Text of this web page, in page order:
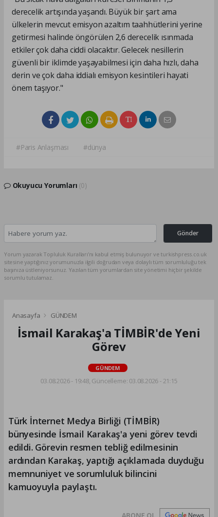
derecelik artışında yaşandı. Büyük bir şart ama
ülkelerin mevcut emisyon azaltım taahhütlerini yerine
getirmesi halinde öngörülen 2,6 derecelik ısınmada
etkiler çok daha ciddi olacaktır. Gelecek nesillerin
güvenli bir iklimde yaşayabilmesi için daha hızlı, daha
derin ve çok daha iddialı emisyon kesintileri hayati
önem taşıyor."
#Paris Anlaşması #dünya
Okuyucu Yorumları (0)
Gönder
Yorum yazarak Topluluk Kuralları’nı kabul etmiş bulunuyor ve turkishpress.co.uk
sitesine yaptığınız yorumunuzla ilgili doğrudan veya dolaylı tüm sorumluluğu tek
başınıza üstleniyorsunuz. Yazılan tüm yorumlardan site yönetimi hiçbir şekilde
sorumlu tutulamaz.
Anasayfa GÜNDEM
İsmail Karakaş'a TİMBİR'de Yeni
Görev
GÜNDEM
03.08.2026 - 19:48, Güncelleme: 03.08.2026 - 21:15
Türk İnternet Medya Birliği (TİMBİR)
bünyesinde İsmail Karakaş'a yeni görev tevdi
edildi. Görevin resmen tebliğ edilmesinin
ardından Karakaş, yaptığı açıklamada duyduğu
memnuniyet ve sorumluluk bilincini
kamuoyuyla paylaştı.